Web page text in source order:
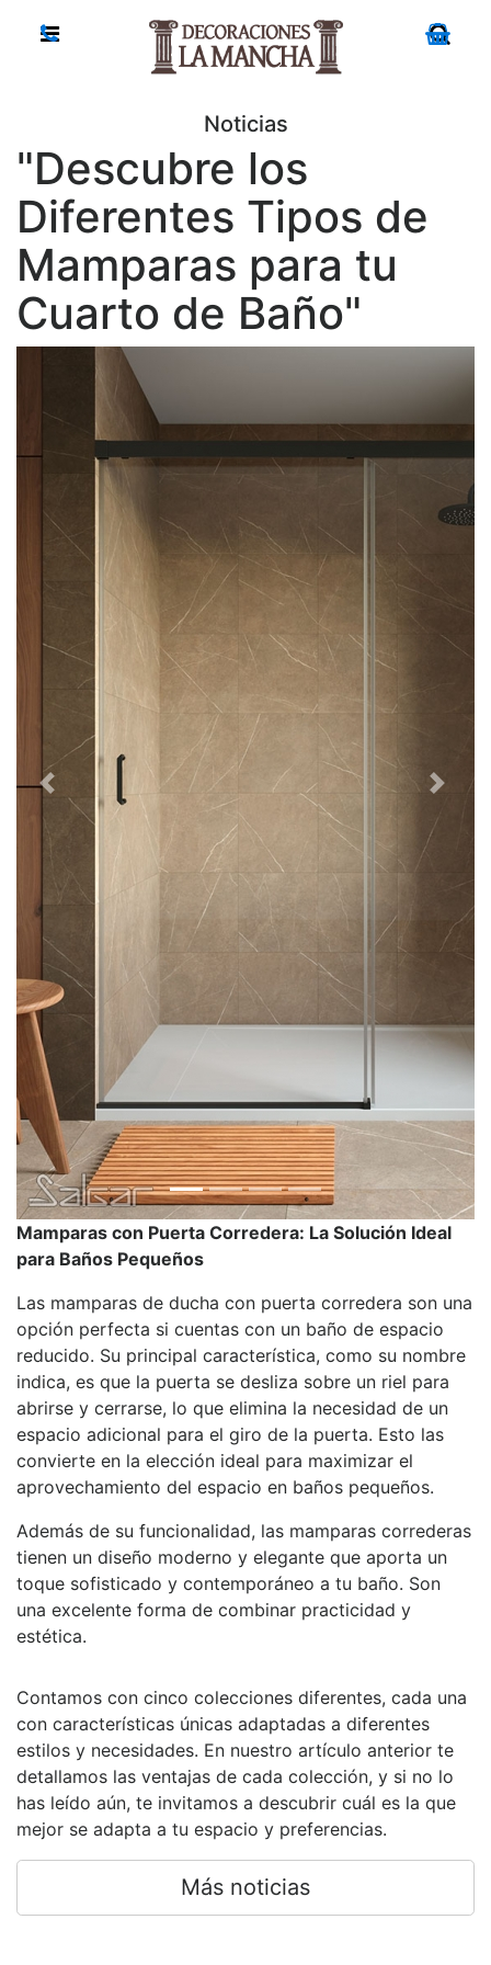
Noticias
"Descubre los
Diferentes Tipos de
Mamparas para tu
Cuarto de Baño"
Previous Next
Mamparas con Puerta Corredera: La Solución Ideal
para Baños Pequeños
Las mamparas de ducha con puerta corredera son una
opción perfecta si cuentas con un baño de espacio
reducido. Su principal característica, como su nombre
indica, es que la puerta se desliza sobre un riel para
abrirse y cerrarse, lo que elimina la necesidad de un
espacio adicional para el giro de la puerta. Esto las
convierte en la elección ideal para maximizar el
aprovechamiento del espacio en baños pequeños.
Además de su funcionalidad, las mamparas correderas
tienen un diseño moderno y elegante que aporta un
toque sofisticado y contemporáneo a tu baño. Son
una excelente forma de combinar practicidad y
estética.
Contamos con cinco colecciones diferentes, cada una
con características únicas adaptadas a diferentes
estilos y necesidades. En nuestro artículo anterior te
detallamos las ventajas de cada colección, y si no lo
has leído aún, te invitamos a descubrir cuál es la que
mejor se adapta a tu espacio y preferencias.
Más noticias